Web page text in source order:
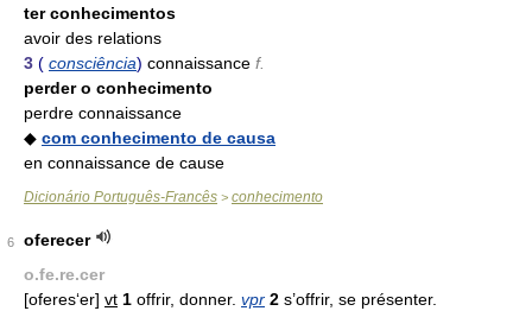
ter conhecimentos
avoir des relations
3 ( consciência) connaissance f.
perder o conhecimento
perdre connaissance
◆ com conhecimento de causa
en connaissance de cause
Dicionário Português-Francês > conhecimento
6
oferecer
o.fe.re.cer
[oferes‘er] vt 1 offrir, donner. vpr 2 s’offrir, se présenter.